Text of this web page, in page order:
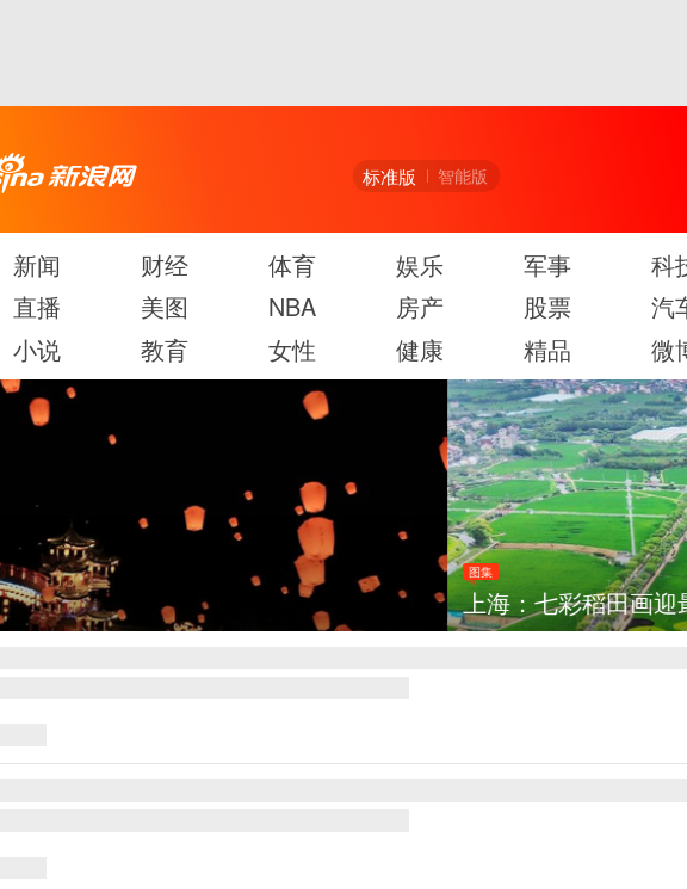
标准版 智能版
新闻 财经 体育 娱乐 军事
科
直播
美图 NBA 房产 股票
汽
小说
教育 女性 健康 精品 微
图集
上海：七彩稻田画迎最佳观赏期